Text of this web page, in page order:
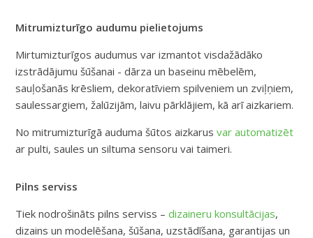
Mitrumizturīgo audumu pielietojums
Mirtumizturīgos audumus var izmantot visdažādāko
izstrādājumu šūšanai - dārza un baseinu mēbelēm,
sauļošanās krēsliem, dekoratīviem spilveniem un zviļņiem,
saulessargiem, žalūzijām, laivu pārklājiem, kā arī aizkariem.
No mitrumizturīgā auduma šūtos aizkarusvar automatizēt
ar pulti, saules un siltuma sensoru vai taimeri.
Pilns serviss
Tiek nodrošināts pilns serviss –dizaineru konsultācijas,
dizains un modelēšana, šūšana, uzstādīšana, garantijas un